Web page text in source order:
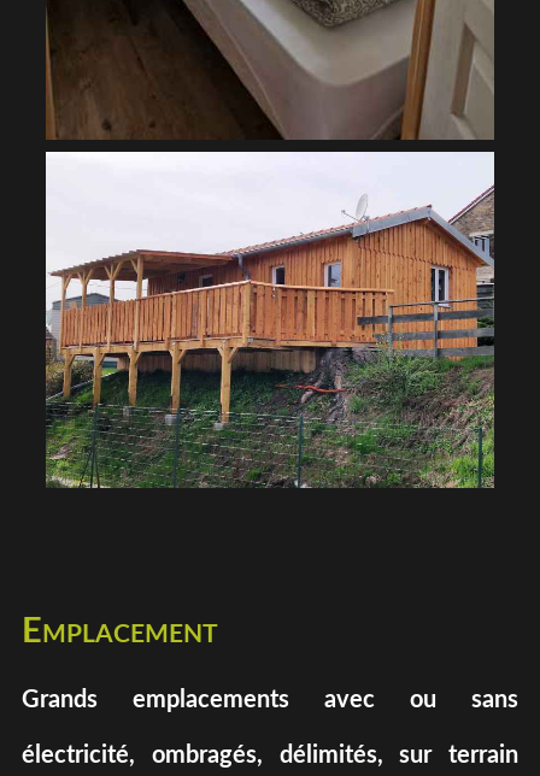
Emplacement
Grands emplacements avec ou sans
électricité, ombragés, délimités, sur terrain